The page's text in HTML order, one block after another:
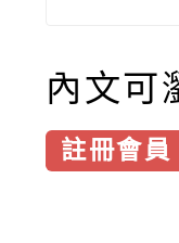
內文可
註冊會員